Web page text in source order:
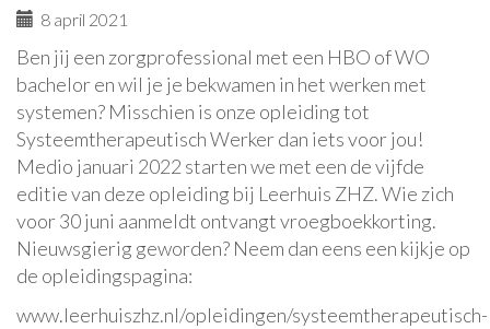
8 april 2021
Ben jij een zorgprofessional met een HBO of WO
bachelor en wil je je bekwamen in het werken met
systemen? Misschien is onze opleiding tot
Systeemtherapeutisch Werker dan iets voor jou!
Medio januari 2022 starten we met een de vijfde
editie van deze opleiding bij Leerhuis ZHZ. Wie zich
voor 30 juni aanmeldt ontvangt vroegboekkorting.
Nieuwsgierig geworden? Neem dan eens een kijkje op
de opleidingspagina:
www.leerhuiszhz.nl/opleidingen/systeemtherapeutisch-